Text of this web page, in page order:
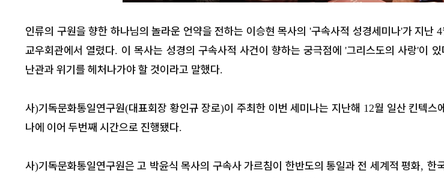
인류의 구원을 향한 하나님의 놀라운 언약을 전하는 이승현 목사의'구속사적 성경세미나'가 지난 4
교우회관에서 열렸다. 이 목사는 성경의 구속사적 사건이 향하는 궁극점에'그리스도의 사랑'이 있
난관과 위기를 헤처나가야 할 것이라고 말했다.
사)기독문화통일연구원(대표회장 황인규 장로)이 주최한 이번 세미나는 지난해 12월 일산 킨텍스
나에 이어 두번째 시간으로 진행됐다.
사)기독문화통일연구원은 고 박윤식 목사의 구속사 가르침이 한반도의 통일과 전 세계적 평화, 한